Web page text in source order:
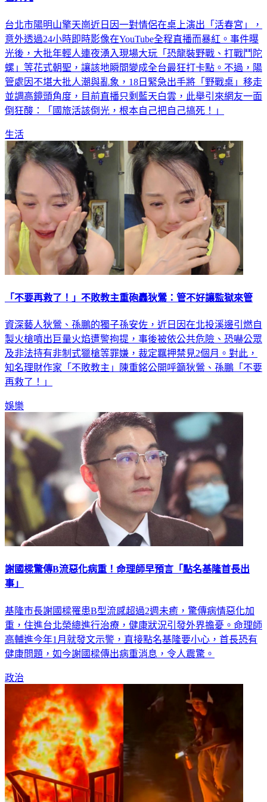
台北市陽明山擎天崗近日因一對情侶在桌上演出「活春宮」，
意外透過24小時即時影像在YouTube全程直播而暴紅。事件曝
光後，大批年輕人連夜湧入現場大玩「恐龍裝野戰、打戰鬥陀
螺」等花式朝聖，讓該地瞬間變成全台最狂打卡點。不過，陽
管處因不堪大批人潮與亂象，18日緊急出手將「野戰桌」移走
並調高鏡頭角度，目前直播只剩藍天白雲，此舉引來網友一面
倒狂酸：「國旅活該倒光，根本自己把自己搞死！」
生活
「不要再救了！」不敗教主重砲轟狄鶯：管不好讓監獄來管
資深藝人狄鶯、孫鵬的獨子孫安佐，近日因在北投溪邊引燃自
製火槍噴出巨量火焰遭警拘提，事後被依公共危險、恐嚇公眾
及非法持有非制式獵槍等罪嫌，裁定羈押禁見2個月。對此，
知名理財作家「不敗教主」陳重銘公開呼籲狄鶯、孫鵬「不要
再救了！」
娛樂
謝國樑驚傳B流惡化病重！命理師早預言「點名基隆首長出
事」
基隆市長謝國樑罹患B型流感超過2週未癒，驚傳病情惡化加
重，住進台北榮總進行治療，健康狀況引發外界擔憂。命理師
高輔進今年1月就發文示警，直接點名基隆要小心，首長恐有
健康問題，如今謝國樑傳出病重消息，令人震驚。
政治